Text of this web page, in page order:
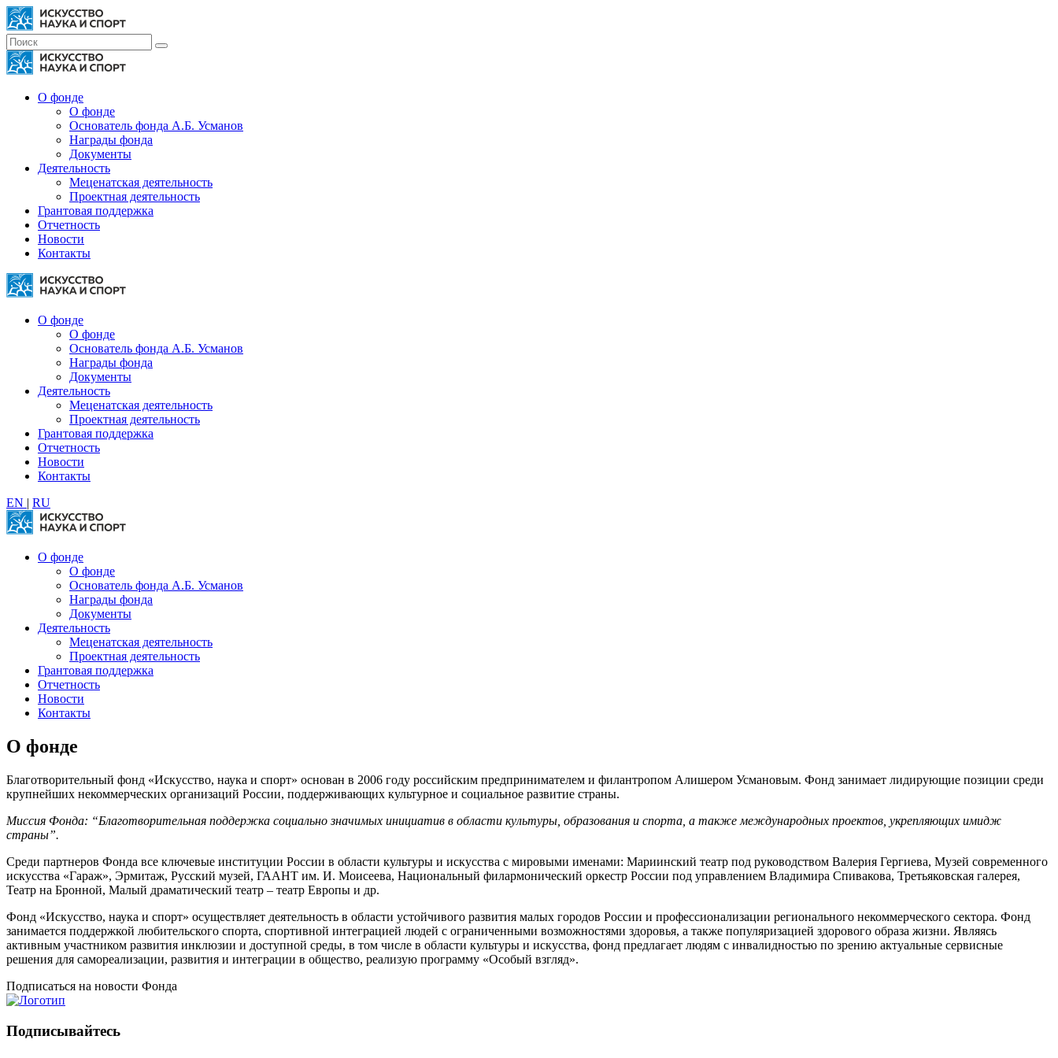
О фонде
О фонде
Основатель фонда А.Б. Усманов
Награды фонда
Документы
Деятельность
Меценатская деятельность
Проектная деятельность
Грантовая поддержка
Отчетность
Новости
Контакты
О фонде
О фонде
Основатель фонда А.Б. Усманов
Награды фонда
Документы
Деятельность
Меценатская деятельность
Проектная деятельность
Грантовая поддержка
Отчетность
Новости
Контакты
EN | RU
О фонде
О фонде
Основатель фонда А.Б. Усманов
Награды фонда
Документы
Деятельность
Меценатская деятельность
Проектная деятельность
Грантовая поддержка
Отчетность
Новости
Контакты
О фонде
Благотворительный фонд «Искусство, наука и спорт» основан в 2006 году российским предпринимателем и филантропом Алишером Усмановым. Фонд занимает лидирующие позиции среди
крупнейших некоммерческих организаций России, поддерживающих культурное и социальное развитие страны.
Миссия Фонда: “Благотворительная поддержка социально значимых инициатив в области культуры, образования и спорта, а также международных проектов, укрепляющих имидж
страны”.
Среди партнеров Фонда все ключевые институции России в области культуры и искусства с мировыми именами: Мариинский театр под руководством Валерия Гергиева, Музей современного
искусства «Гараж», Эрмитаж, Русский музей, ГААНТ им. И. Моисеева, Национальный филармонический оркестр России под управлением Владимира Спивакова, Третьяковская галерея,
Театр на Бронной, Малый драматический театр – театр Европы и др.
Фонд «Искусство, наука и спорт» осуществляет деятельность в области устойчивого развития малых городов России и профессионализации регионального некоммерческого сектора. Фонд
занимается поддержкой любительского спорта, спортивной интеграцией людей с ограниченными возможностями здоровья, а также популяризацией здорового образа жизни. Являясь
активным участником развития инклюзии и доступной среды, в том числе в области культуры и искусства, фонд предлагает людям с инвалидностью по зрению актуальные сервисные
решения для самореализации, развития и интеграции в общество, реализую программу «Особый взгляд».
Подписаться на новости Фонда
Подписывайтесь